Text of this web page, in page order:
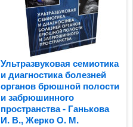
Ультразвуковая семиотика
и диагностика болезней
органов брюшной полости
и забрюшинного
пространства - Ганькова
И. В., Жерко О. М.